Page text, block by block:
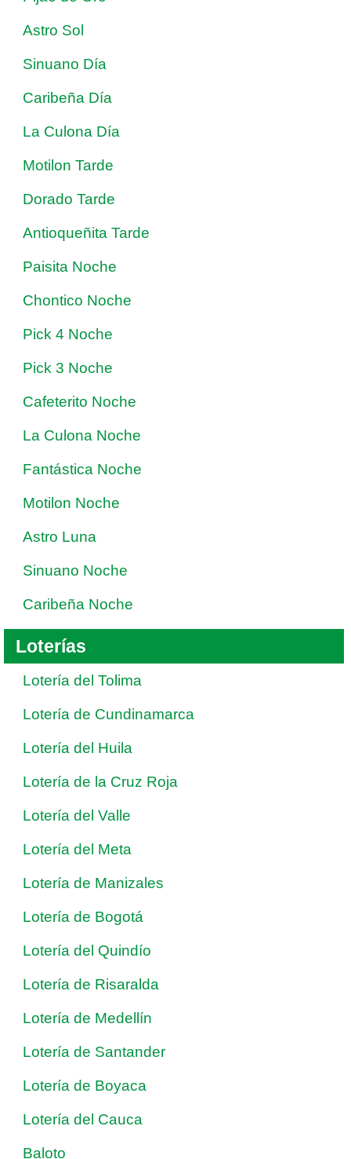
Astro Sol
Sinuano Día
Caribeña Día
La Culona Día
Motilon Tarde
Dorado Tarde
Antioqueñita Tarde
Paisita Noche
Chontico Noche
Pick 4 Noche
Pick 3 Noche
Cafeterito Noche
La Culona Noche
Fantástica Noche
Motilon Noche
Astro Luna
Sinuano Noche
Caribeña Noche
Loterías
Lotería del Tolima
Lotería de Cundinamarca
Lotería del Huila
Lotería de la Cruz Roja
Lotería del Valle
Lotería del Meta
Lotería de Manizales
Lotería de Bogotá
Lotería del Quindío
Lotería de Risaralda
Lotería de Medellín
Lotería de Santander
Lotería de Boyaca
Lotería del Cauca
Baloto